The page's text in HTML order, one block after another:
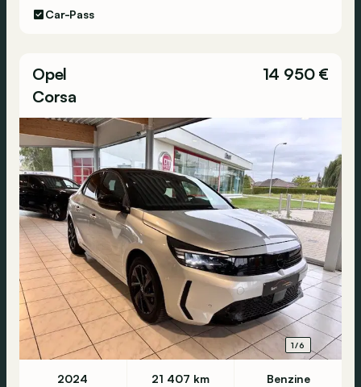
Car-Pass
Opel
Corsa
14 950 €
1/6
2024 21 407 km Benzine